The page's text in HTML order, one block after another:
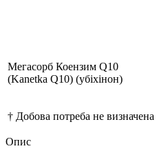
Мегасорб Коензим Q10
(Kanetka Q10) (убіхінон)
† Добова потреба не визначена
Опис